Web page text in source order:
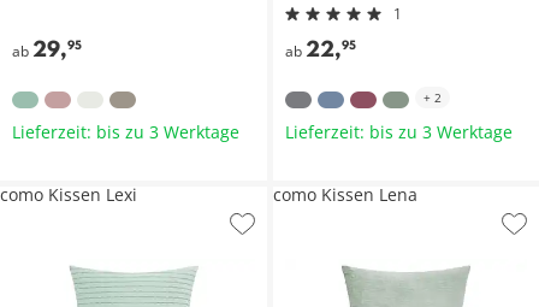
ab 29,95
Lieferzeit: bis zu 3 Werktage
1
ab 22,95
+ 2
Lieferzeit: bis zu 3 Werktage
como Kissen Lexi como Kissen Lena